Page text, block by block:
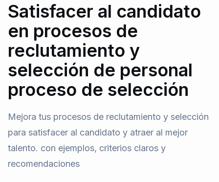
Satisfacer al candidato
en procesos de
reclutamiento y
selección de personal
proceso de selección
Mejora tus procesos de reclutamiento y selección
para satisfacer al candidato y atraer al mejor
talento. con ejemplos, criterios claros y
recomendaciones